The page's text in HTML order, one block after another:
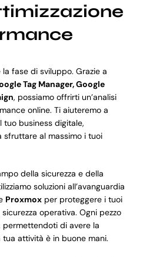
fase di sviluppo. Grazie a
Tag Manager, Google
, possiamo offrirti un’analisi
online. Ti aiuteremo a
tuo business digitale,
al massimo i tuoi
della sicurezza e della
soluzioni all’avanguardia
Proxmoxper proteggere i tuoi
operativa. Ogni pezzo
permettendoti di avere la
attività è in buone mani.